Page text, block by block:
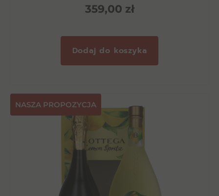
359,00 zł
Dodaj do koszyka
NASZA PROPOZYCJA